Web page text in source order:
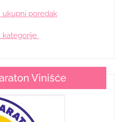
ukupni poredak
kategorije
Vinišće